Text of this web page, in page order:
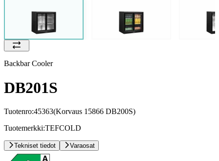
Backbar Cooler
DB201S
Tuotenro:45363(Korvaus 15866 DB200S)
Tuotemerkki:TEFCOLD
Tekniset tiedot Varaosat